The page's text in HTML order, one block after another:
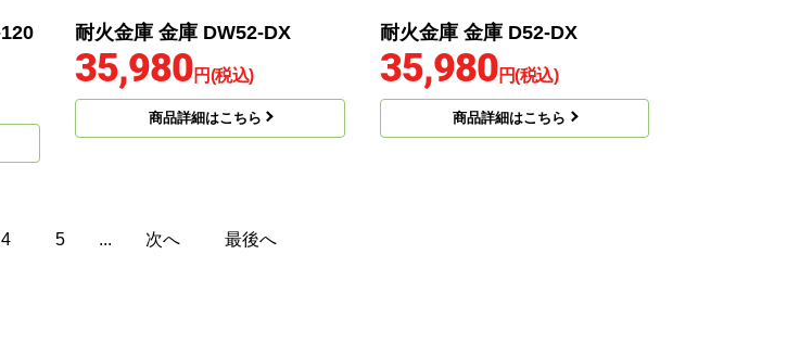
耐火金庫 金庫 DW52-DX
35,980円(税込)
商品詳細はこちら
耐火金庫 金庫 D52-DX
35,980円(税込)
商品詳細はこちら
4 5 ... 次へ 最後へ